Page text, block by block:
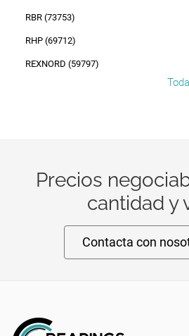
RBR (73753)
RHP (69712)
REXNORD (59797)
Precios
cantidad y
Contacta con